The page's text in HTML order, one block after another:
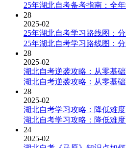
25年湖北自考备考指南：全
28
2025-02
25年湖北自考学习路线图：
25年湖北自考学习路线图：
28
2025-02
湖北自考逆袭攻略：从零基
湖北自考逆袭攻略：从零基
28
2025-02
湖北自考学习攻略：降低难
湖北自考学习攻略：降低难
24
2025-02